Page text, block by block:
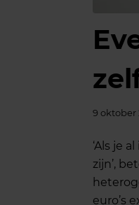
9 oktober
‘Als je
zijn’,
euro’s